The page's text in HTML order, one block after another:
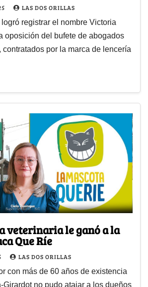
LAS DOS ORILLAS
registrar el nombre Victoria
oposición del bufete de abogados
contratados por la marca de lencería
veterinaria le ganó a la
Que Ríe
LAS DOS ORILLAS
con más de 60 años de existencia
Girardot no pudo atajar a los dueños